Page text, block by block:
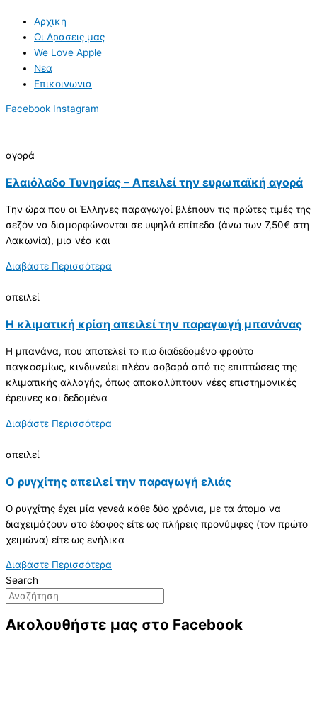
Αρχικη
Οι Δρασεις μας
We Love Apple
Νεα
Επικοινωνια
Facebook Instagram
αγορά
Ελαιόλαδο Τυνησίας – Απειλεί την ευρωπαϊκή αγορά
Την ώρα που οι Έλληνες παραγωγοί βλέπουν τις πρώτες τιμές της
σεζόν να διαμορφώνονται σε υψηλά επίπεδα (άνω των 7,50€ στη
Λακωνία), μια νέα και
Διαβάστε Περισσότερα
απειλεί
Η κλιματική κρίση απειλεί την παραγωγή μπανάνας
Η μπανάνα, που αποτελεί το πιο διαδεδομένο φρούτο
παγκοσμίως, κινδυνεύει πλέον σοβαρά από τις επιπτώσεις της
κλιματικής αλλαγής, όπως αποκαλύπτουν νέες επιστημονικές
έρευνες και δεδομένα
Διαβάστε Περισσότερα
απειλεί
Ο ρυγχίτης απειλεί την παραγωγή ελιάς
Ο ρυγχίτης έχει μία γενεά κάθε δύο χρόνια, με τα άτομα να
διαχειμάζουν στο έδαφος είτε ως πλήρεις προνύμφες (τον πρώτο
χειμώνα) είτε ως ενήλικα
Διαβάστε Περισσότερα
Search
Ακολουθήστε μας στο Facebook